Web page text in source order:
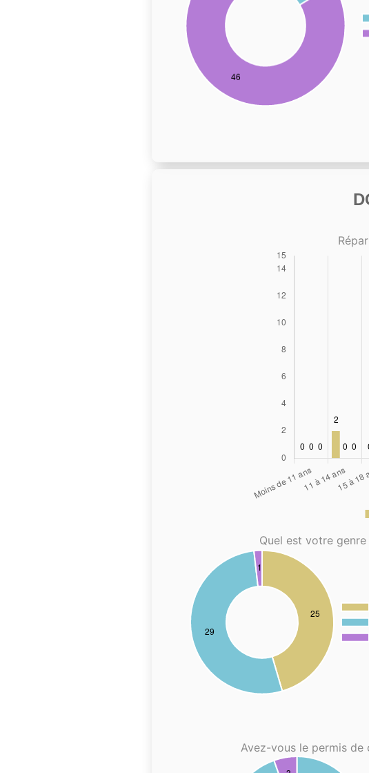
Quel est votre genre
Avez-vous le permis de